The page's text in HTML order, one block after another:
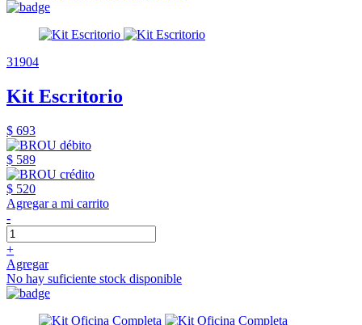
31904
Kit Escritorio
$ 693
$ 589
$ 520
Agregar a mi carrito
-
+
Agregar
No hay suficiente stock disponible